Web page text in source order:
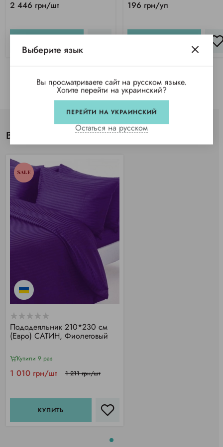
2 446 грн/шт 196 грн/уп
Вы просматривали
SALE
Пододеяльник 210*230 см
(Евро) САТИН, Фиолетовый
Купили 9 раз
1 010 грн/шт 1 211 грн/шт
КУПИТЬ
Выберите язык
Вы просматриваете сайт на русском языке.
Хотите перейти на украинский?
ПЕРЕЙТИ НА УКРАИНСКИЙ
Остаться на русском